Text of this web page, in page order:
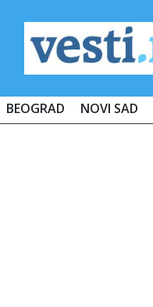
BEOGRAD NOVI SAD